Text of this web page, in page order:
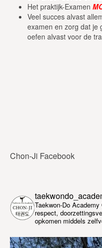
Het praktijk-Examen
Veel succes alvast
examen en zorg dat je
oefen alvast voor de
Chon-Ji Facebook
Taekwon-Do
respect,
opkomen middels